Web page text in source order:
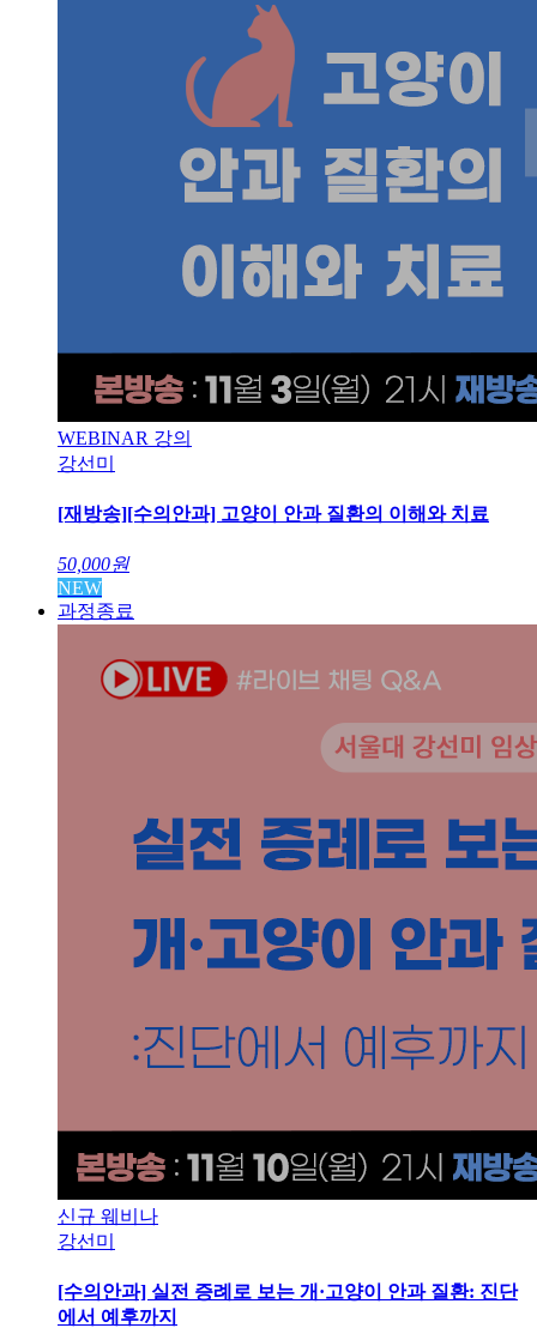
WEBINAR 강의
강선미
[재방송][수의안과] 고양이 안과 질환의 이해와 치료
50,000원
NEW
과정종료
신규 웨비나
강선미
[수의안과] 실전 증례로 보는 개·고양이 안과 질환: 진단
에서 예후까지